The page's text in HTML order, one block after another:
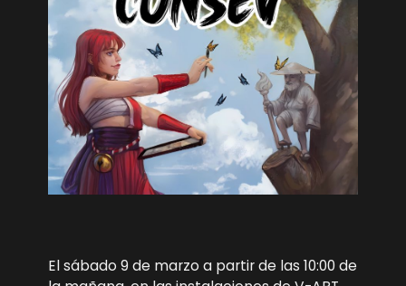
El sábado 9 de marzo a partir de las 10:00 de